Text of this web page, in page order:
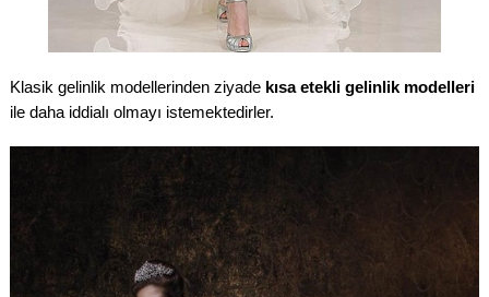
Klasik gelinlik modellerinden ziyade kısa etekli gelinlik modelleri
ile daha iddialı olmayı istemektedirler.